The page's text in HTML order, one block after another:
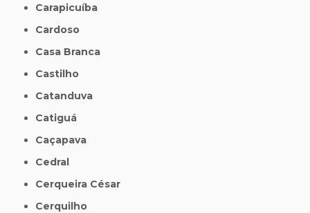
Carapicuíba
Cardoso
Casa Branca
Castilho
Catanduva
Catiguá
Caçapava
Cedral
Cerqueira César
Cerquilho